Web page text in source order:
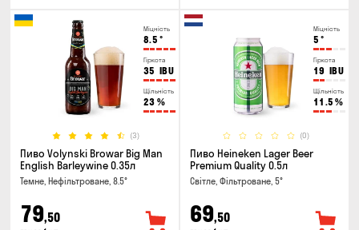
Міцність
8.5 °
Гіркота
35 IBU
Щільність
23 %
(3)
Пиво Volynski Browar Big Man
English Barleywine 0.35л
Темне, Нефільтроване, 8.5°
79,50
Міцність
5 °
Гіркота
19 IBU
Щільність
11.5 %
(0)
Пиво Heineken Lager Beer
Premium Quality 0.5л
Світле, Фільтроване, 5°
69,50